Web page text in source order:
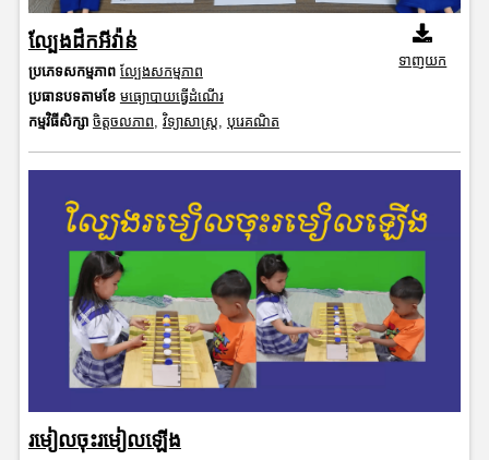
ល្បែងដឹកអីវ៉ាន់
ប្រភេទសកម្មភាព ល្បែងសកម្មភាព
ប្រធានបទតាមខែ មធ្យោបាយធ្វើដំណើរ
កម្មវិធីសិក្សា ចិត្តចលភាព វិទ្យាសាស្រ្ត បុរេគណិត
ទាញយក
រមៀលចុះរមៀលឡើង